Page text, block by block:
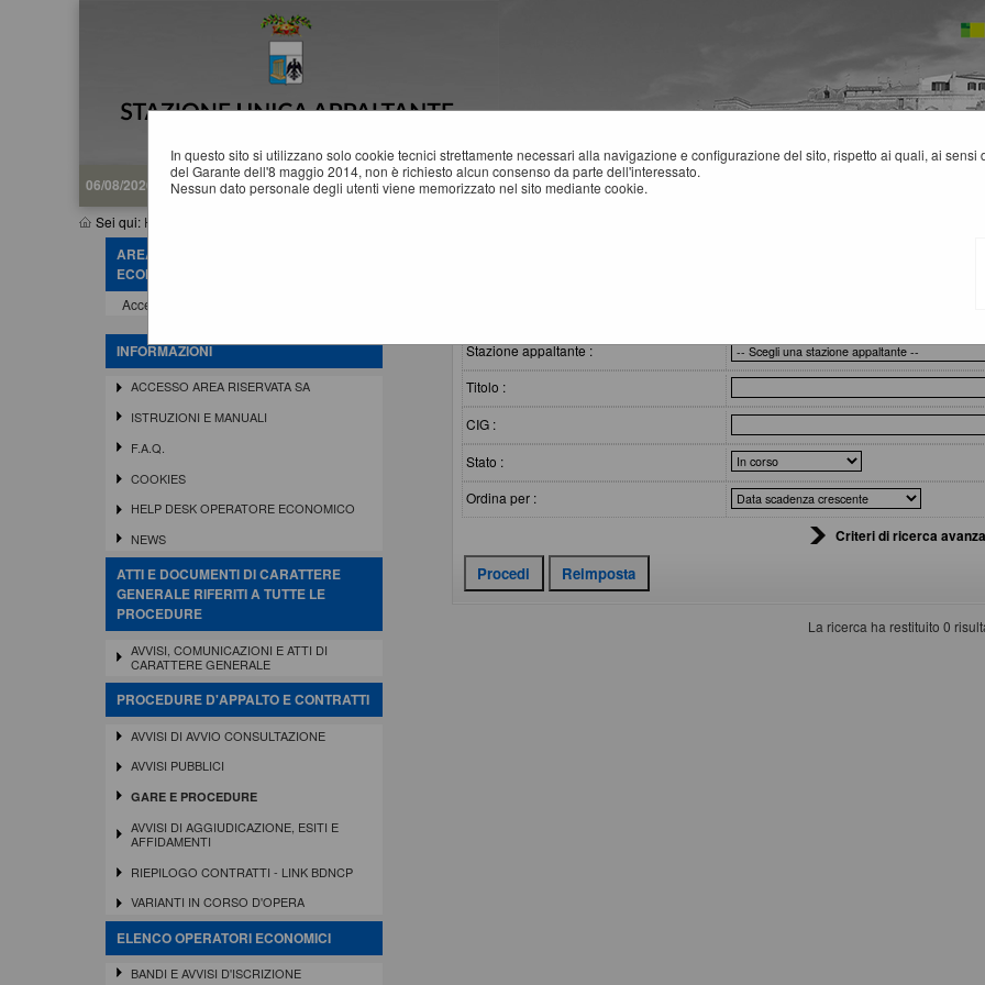
06/08/2026 12:14
Sei qui: Home
In questo sito si utilizzano solo cookie tecnici strettamente necessari alla navigazione e configurazione del sito, rispetto ai quali, ai
del Garante dell'8 maggio 2014, non è richiesto alcun consenso da parte dell'interessato.
Nessun dato personale degli utenti viene memorizzato nel sito mediante cookie.
AREA RISERVATA OPERATORE
ECONOMICO
Accedi - Registrati
INFORMAZIONI
ACCESSO AREA RISERVATA SA
ISTRUZIONI E MANUALI
F.A.Q.
COOKIES
HELP DESK OPERATORE ECONOMICO
NEWS
ATTI E DOCUMENTI DI CARATTERE
GENERALE RIFERITI A TUTTE LE
PROCEDURE
AVVISI, COMUNICAZIONI E ATTI DI
CARATTERE GENERALE
PROCEDURE D'APPALTO E CONTRATTI
AVVISI DI AVVIO CONSULTAZIONE
AVVISI PUBBLICI
GARE E PROCEDURE
AVVISI DI AGGIUDICAZIONE, ESITI E
AFFIDAMENTI
RIEPILOGO CONTRATTI - LINK BDNCP
VARIANTI IN CORSO D'OPERA
ELENCO OPERATORI ECONOMICI
BANDI E AVVISI D'ISCRIZIONE
Stazione appaltante :
Titolo :
CIG :
Stato :
Ordina per :
Criteri di ricerca
La ricerca ha restituito 0